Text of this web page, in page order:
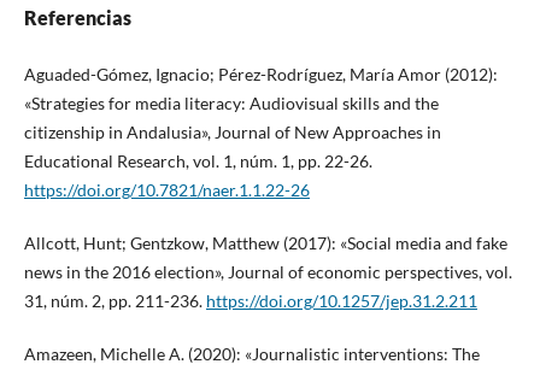
Referencias
Aguaded-Gómez, Ignacio; Pérez-Rodríguez, María Amor (2012):
«Strategies for media literacy: Audiovisual skills and the
citizenship in Andalusia», Journal of New Approaches in
Educational Research, vol. 1, núm. 1, pp. 22-26.
https://doi.org/10.7821/naer.1.1.22-26
Allcott, Hunt; Gentzkow, Matthew (2017): «Social media and fake
news in the 2016 election», Journal of economic perspectives, vol.
31, núm. 2, pp. 211-236. https://doi.org/10.1257/jep.31.2.211
Amazeen, Michelle A. (2020): «Journalistic interventions: The